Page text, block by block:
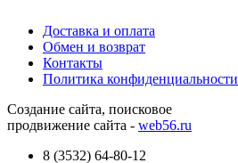
Доставка и оплата
Обмен и возврат
Контакты
Политика конфиденциальности
Создание сайта, поисковое
продвижение сайта - web56.ru
8 (3532) 64-80-12